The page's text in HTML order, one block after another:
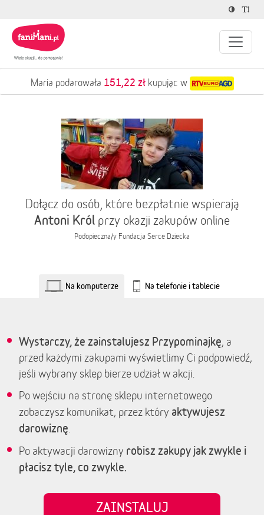
Maria podarowała 151,22 złkupując w
Dołącz do osób, które bezpłatnie wspierają
Antoni Król przy okazji zakupów online
Podopieczna/y Fundacja Serce Dziecka
Na komputerze Na telefonie i tablecie
Wystarczy, że zainstalujesz Przypominajkę, a
przed każdymi zakupami wyświetlimy Ci podpowiedź,
jeśli wybrany sklep bierze udział w akcji.
Po wejściu na stronę sklepu internetowego
zobaczysz komunikat, przez który aktywujesz
darowiznę
Po aktywacji darowizny robisz zakupy jak zwykle i
płacisz tyle, co zwykle.
ZAINSTALUJ